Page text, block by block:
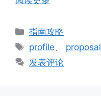
分
类
指南攻略
标
签
profile、 proposal
发表评论